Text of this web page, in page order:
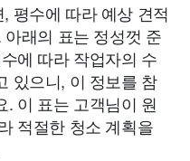
평수에 따라 예상 견적
래의 표는 정성껏 준
에 따라 작업자의 수
있으니, 이 정보를 참
. 이 표는 고객님이 원
적절한 청소 계획을